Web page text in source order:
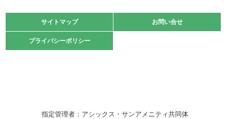
緑ケ丘体育館
2021.10.23
卓球選手権大会ラージボールの部開催☆
サイトマップ お問い合せ
プライバシーポリシー
サイトマップ お問い合せ
プライバシーポリシー
指定管理者：アシックス・サンアメニティ共同体